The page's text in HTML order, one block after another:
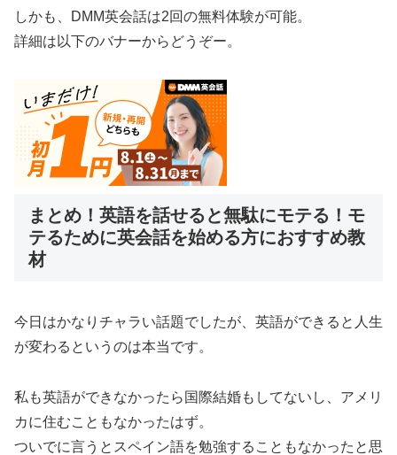
しかも、DMM英会話は2回の無料体験が可能。
詳細は以下のバナーからどうぞー。
まとめ！英語を話せると無駄にモテる！モ
テるために英会話を始める方におすすめ教
材
今日はかなりチャラい話題でしたが、英語ができると人生
が変わるというのは本当です。
私も英語ができなかったら国際結婚もしてないし、アメリ
カに住むこともなかったはず。
ついでに言うとスペイン語を勉強することもなかったと思